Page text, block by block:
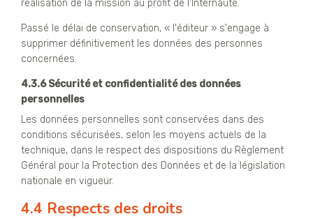
réalisation de la mission au profit de l'Internaute.
Passé le délai de conservation, « l'éditeur » s'engage à
supprimer définitivement les données des personnes
concernées.
4.3.6 Sécurité et confidentialité des données
personnelles
Les données personnelles sont conservées dans des
conditions sécurisées, selon les moyens actuels de la
technique, dans le respect des dispositions du Règlement
Général pour la Protection des Données et de la législation
nationale en vigueur.
4.4 Respects des droits